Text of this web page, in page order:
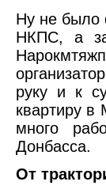
Ну не было
НКПС, а
руку и к
квартиру в
много
Донбасса.
От